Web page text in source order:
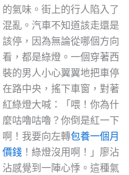
的氣味。街上的行人陷入了
混亂。汽車不知道該走還是
該停，因為無論從哪個方向
看，都是綠燈。一個穿著西
裝的男人小心翼翼地把車停
在路中央，搖下車窗，對著
紅綠燈大喊：「喂！你為什
麼咕嚕咕嚕？你倒是紅一下
啊！我要向左轉包養一個月
價錢 ！綠燈沒用啊！」廖沾
沾感覺到一陣心悸。這種氣